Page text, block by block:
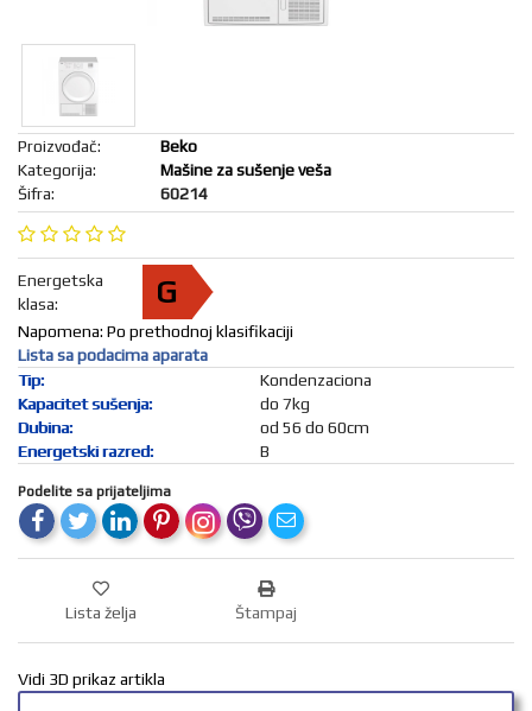
MREŽA I
BEZBEDNOST
KANCELARIJA
I POS
OPREMA
FOTO,
KAMERE,
DRONOVI
SPORT I
AUTO-
OPREMA
ALATI I
BAŠTENSKA
OPREMA
LETNJI
PROGRAM
IGRAČKE
I BEBI
OPREMA
OUTLET
Proizvođač:
Beko
Kategorija:
Mašine za sušenje veša
Šifra:
60214
Energetska
klasa:
G
Napomena: Po prethodnoj klasifikaciji
Lista sa podacima aparata
Tip:
Kondenzaciona
Kapacitet sušenja:
do 7kg
Dubina:
od 56 do 60cm
Energetski razred:
B
Podelite sa prijateljima
Lista želja Štampaj
Vidi 3D prikaz artikla